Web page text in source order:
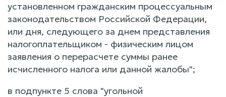
установленном гражданским процессуальным
законодательством Российской Федерации,
или дня, следующего за днем представления
налогоплательщиком - физическим лицом
заявления о перерасчете суммы ранее
исчисленного налога или данной жалобы";
в подпункте 5 слова "угольной